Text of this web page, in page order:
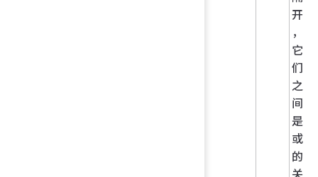
开
，
它
们
之
间
是
或
的
关